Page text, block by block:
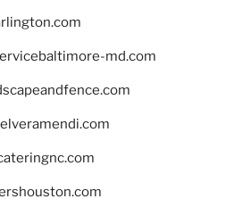
md.com